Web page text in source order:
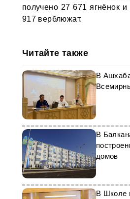
получено 27 671 ягнёнок и
917 верблюжат.
Читайте также
В
В
домов
В Школе